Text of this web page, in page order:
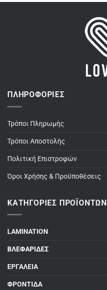
ΠΛΗΡΟΦΟΡΊΕΣ
Τρόποι Πληρωμής
Τρόποι Αποστολής
Πολιτική Επιστροφών
Όροι Χρήσης & Προϋποθέσεις
ΚΑΤΗΓΟΡΊΕΣ ΠΡΟΪΌΝΤΩΝ
LAMINATION
ΒΛΕΦΑΡΙΔΕΣ
ΕΡΓΑΛΕΙΑ
ΦΡΟΝΤΙΔΑ